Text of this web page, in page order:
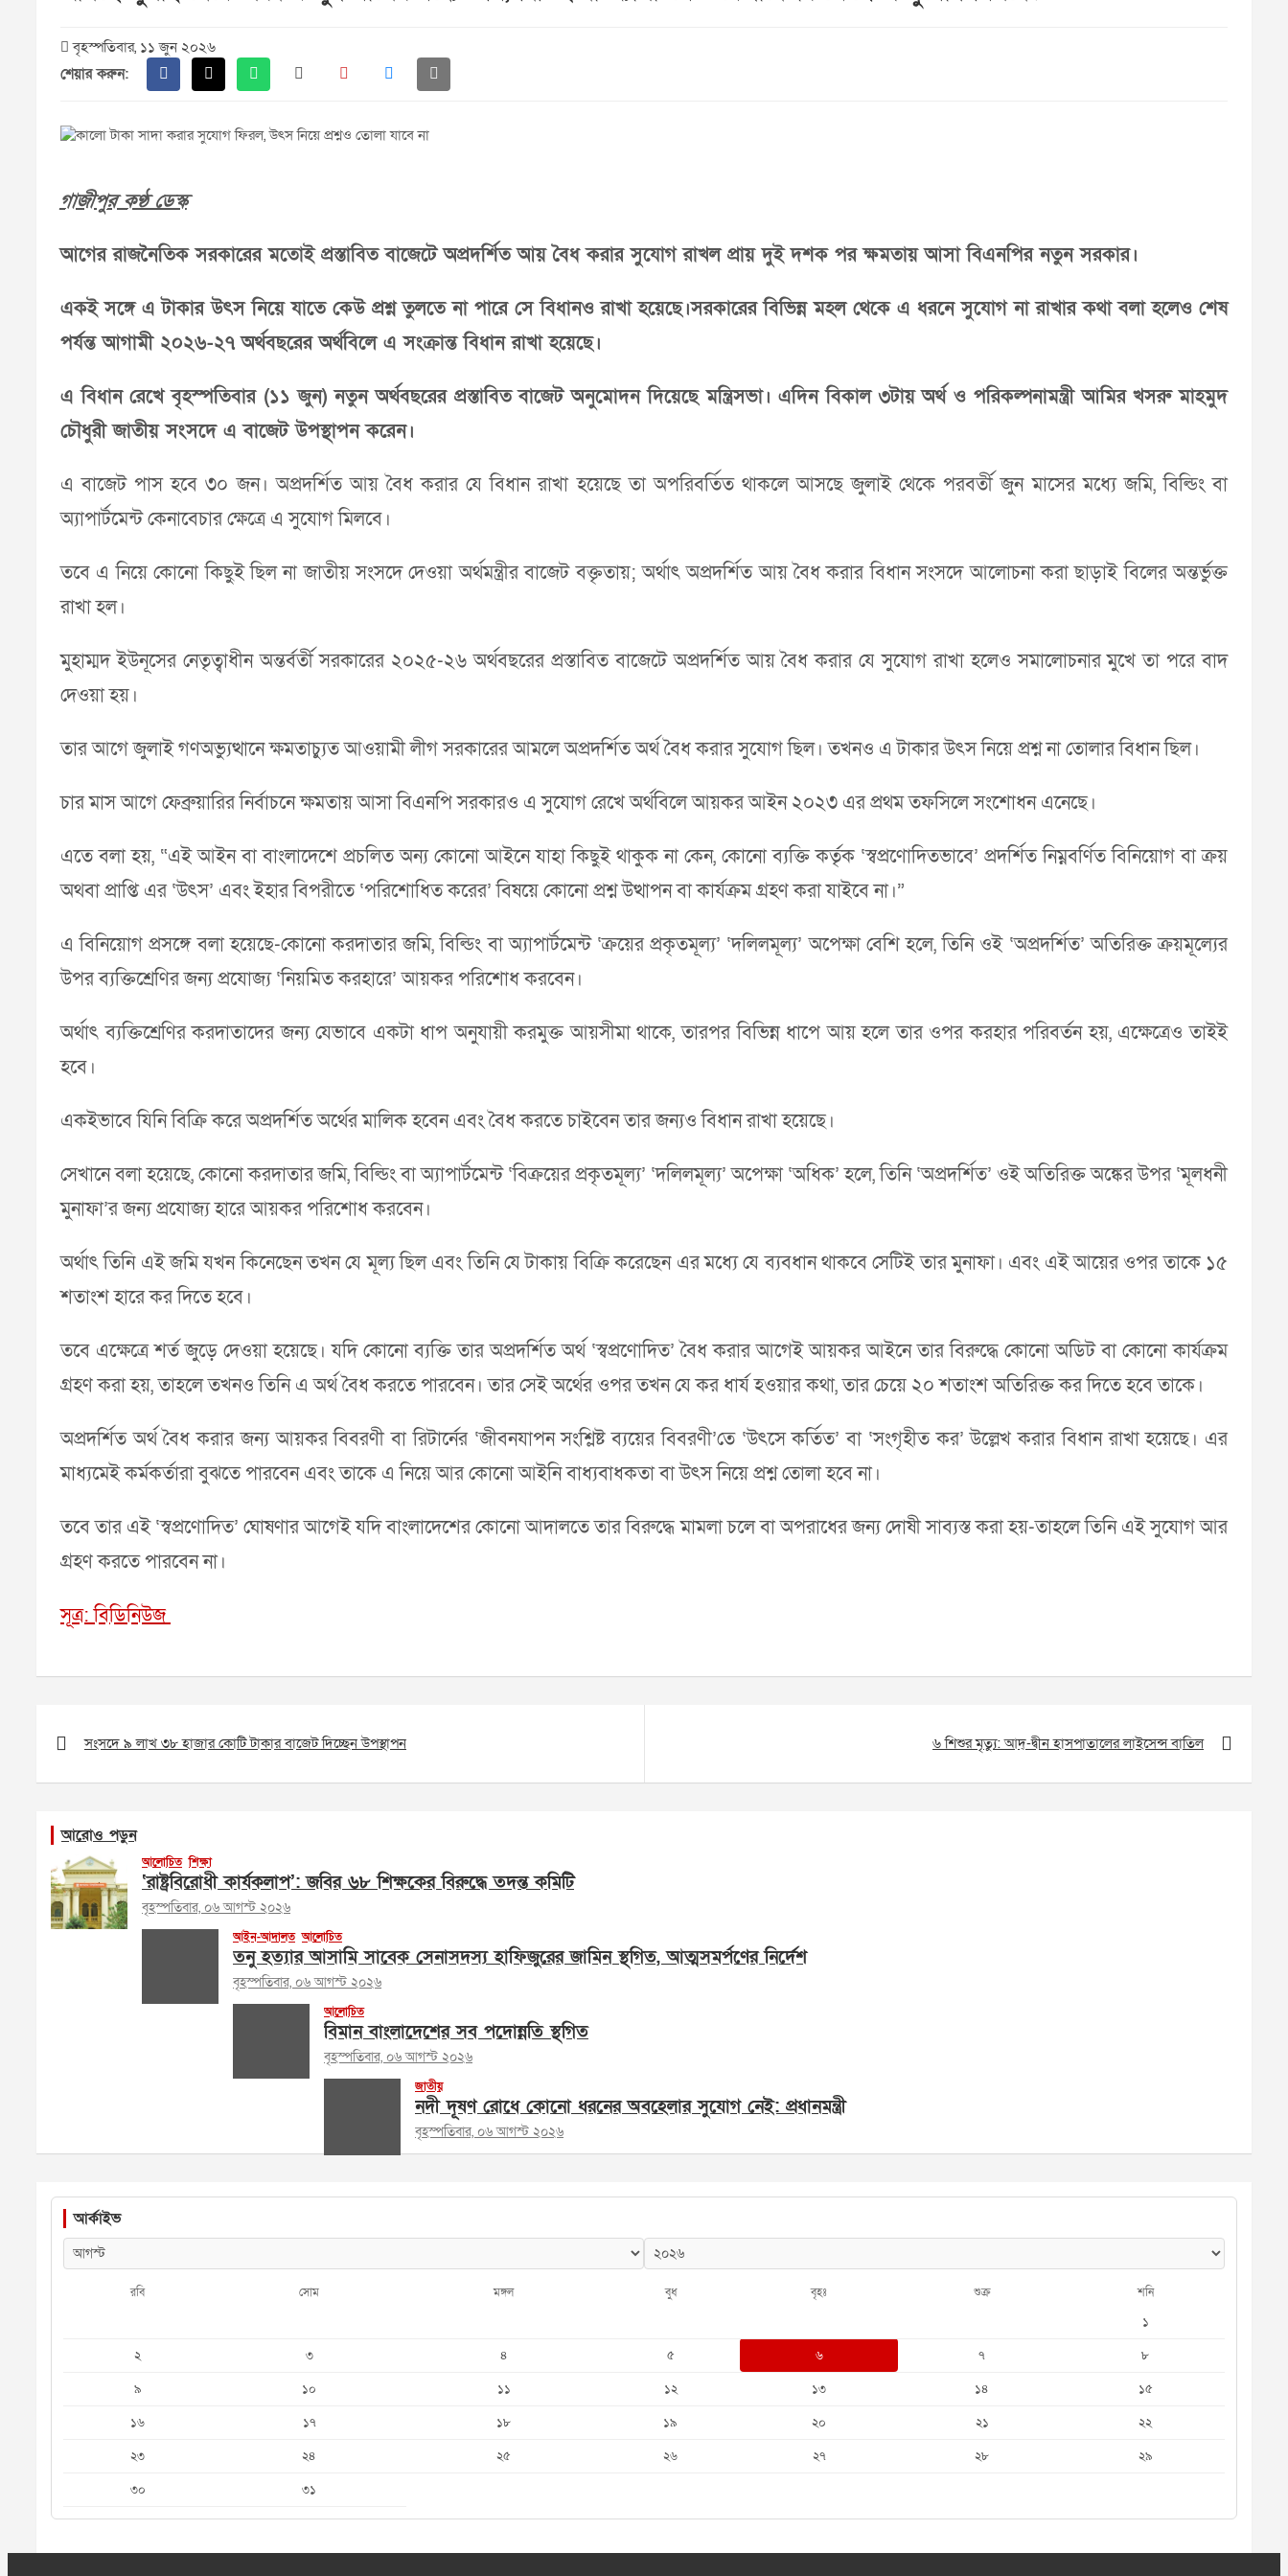
বৃহস্পতিবার, ১১ জুন ২০২৬
শেয়ার করুন:
গাজীপুর কণ্ঠ ডেস্ক
আগের রাজনৈতিক সরকারের মতোই প্রস্তাবিত বাজেটে অপ্রদর্শিত আয় বৈধ করার সুযোগ রাখল প্রায় দুই দশক পর ক্ষমতায় আসা বিএনপির নতুন সরকার।
একই সঙ্গে এ টাকার উৎস নিয়ে যাতে কেউ প্রশ্ন তুলতে না পারে সে বিধানও রাখা হয়েছে।সরকারের বিভিন্ন মহল থেকে এ ধরনে সুযোগ না রাখার কথা বলা হলেও শেষ
পর্যন্ত আগামী ২০২৬-২৭ অর্থবছরের অর্থবিলে এ সংক্রান্ত বিধান রাখা হয়েছে।
এ বিধান রেখে বৃহস্পতিবার (১১ জুন) নতুন অর্থবছরের প্রস্তাবিত বাজেট অনুমোদন দিয়েছে মন্ত্রিসভা। এদিন বিকাল ৩টায় অর্থ ও পরিকল্পনামন্ত্রী আমির খসরু মাহমুদ
চৌধুরী জাতীয় সংসদে এ বাজেট উপস্থাপন করেন।
এ বাজেট পাস হবে ৩০ জন। অপ্রদর্শিত আয় বৈধ করার যে বিধান রাখা হয়েছে তা অপরিবর্তিত থাকলে আসছে জুলাই থেকে পরবর্তী জুন মাসের মধ্যে জমি, বিল্ডিং বা
অ্যাপার্টমেন্ট কেনাবেচার ক্ষেত্রে এ সুযোগ মিলবে।
তবে এ নিয়ে কোনো কিছুই ছিল না জাতীয় সংসদে দেওয়া অর্থমন্ত্রীর বাজেট বক্তৃতায়; অর্থাৎ অপ্রদর্শিত আয় বৈধ করার বিধান সংসদে আলোচনা করা ছাড়াই বিলের অন্তর্ভুক্ত
রাখা হল।
মুহাম্মদ ইউনূসের নেতৃত্বাধীন অন্তর্বর্তী সরকারের ২০২৫-২৬ অর্থবছরের প্রস্তাবিত বাজেটে অপ্রদর্শিত আয় বৈধ করার যে সুযোগ রাখা হলেও সমালোচনার মুখে তা পরে বাদ
দেওয়া হয়।
তার আগে জুলাই গণঅভ্যুত্থানে ক্ষমতাচ্যুত আওয়ামী লীগ সরকারের আমলে অপ্রদর্শিত অর্থ বৈধ করার সুযোগ ছিল। তখনও এ টাকার উৎস নিয়ে প্রশ্ন না তোলার বিধান ছিল।
চার মাস আগে ফেব্রুয়ারির নির্বাচনে ক্ষমতায় আসা বিএনপি সরকারও এ সুযোগ রেখে অর্থবিলে আয়কর আইন ২০২৩ এর প্রথম তফসিলে সংশোধন এনেছে।
এতে বলা হয়, “এই আইন বা বাংলাদেশে প্রচলিত অন্য কোনো আইনে যাহা কিছুই থাকুক না কেন, কোনো ব্যক্তি কর্তৃক ‘স্বপ্রণোদিতভাবে’ প্রদর্শিত নিম্নবর্ণিত বিনিয়োগ বা ক্রয়
অথবা প্রাপ্তি এর ‘উৎস’ এবং ইহার বিপরীতে ‘পরিশোধিত করের’ বিষয়ে কোনো প্রশ্ন উত্থাপন বা কার্যক্রম গ্রহণ করা যাইবে না।”
এ বিনিয়োগ প্রসঙ্গে বলা হয়েছে-কোনো করদাতার জমি, বিল্ডিং বা অ্যাপার্টমেন্ট ‘ক্রয়ের প্রকৃতমূল্য’ ‘দলিলমূল্য’ অপেক্ষা বেশি হলে, তিনি ওই ‘অপ্রদর্শিত’ অতিরিক্ত ক্রয়মূল্যের
উপর ব্যক্তিশ্রেণির জন্য প্রযোজ্য ‘নিয়মিত করহারে’ আয়কর পরিশোধ করবেন।
অর্থাৎ ব্যক্তিশ্রেণির করদাতাদের জন্য যেভাবে একটা ধাপ অনুযায়ী করমুক্ত আয়সীমা থাকে, তারপর বিভিন্ন ধাপে আয় হলে তার ওপর করহার পরিবর্তন হয়, এক্ষেত্রেও তাইই
হবে।
একইভাবে যিনি বিক্রি করে অপ্রদর্শিত অর্থের মালিক হবেন এবং বৈধ করতে চাইবেন তার জন্যও বিধান রাখা হয়েছে।
সেখানে বলা হয়েছে, কোনো করদাতার জমি, বিল্ডিং বা অ্যাপার্টমেন্ট ‘বিক্রয়ের প্রকৃতমূল্য’ ‘দলিলমূল্য’ অপেক্ষা ‘অধিক’ হলে, তিনি ‘অপ্রদর্শিত’ ওই অতিরিক্ত অঙ্কের উপর ‘মূলধনী
মুনাফা’র জন্য প্রযোজ্য হারে আয়কর পরিশোধ করবেন।
অর্থাৎ তিনি এই জমি যখন কিনেছেন তখন যে মূল্য ছিল এবং তিনি যে টাকায় বিক্রি করেছেন এর মধ্যে যে ব্যবধান থাকবে সেটিই তার মুনাফা। এবং এই আয়ের ওপর তাকে ১৫
শতাংশ হারে কর দিতে হবে।
তবে এক্ষেত্রে শর্ত জুড়ে দেওয়া হয়েছে। যদি কোনো ব্যক্তি তার অপ্রদর্শিত অর্থ ‘স্বপ্রণোদিত’ বৈধ করার আগেই আয়কর আইনে তার বিরুদ্ধে কোনো অডিট বা কোনো কার্যক্রম
গ্রহণ করা হয়, তাহলে তখনও তিনি এ অর্থ বৈধ করতে পারবেন। তার সেই অর্থের ওপর তখন যে কর ধার্য হওয়ার কথা, তার চেয়ে ২০ শতাংশ অতিরিক্ত কর দিতে হবে তাকে।
অপ্রদর্শিত অর্থ বৈধ করার জন্য আয়কর বিবরণী বা রিটার্নের ‘জীবনযাপন সংশ্লিষ্ট ব্যয়ের বিবরণী’তে ‘উৎসে কর্তিত’ বা ‘সংগৃহীত কর’ উল্লেখ করার বিধান রাখা হয়েছে। এর
মাধ্যমেই কর্মকর্তারা বুঝতে পারবেন এবং তাকে এ নিয়ে আর কোনো আইনি বাধ্যবাধকতা বা উৎস নিয়ে প্রশ্ন তোলা হবে না।
তবে তার এই ‘স্বপ্রণোদিত’ ঘোষণার আগেই যদি বাংলাদেশের কোনো আদালতে তার বিরুদ্ধে মামলা চলে বা অপরাধের জন্য দোষী সাব্যস্ত করা হয়-তাহলে তিনি এই সুযোগ আর
গ্রহণ করতে পারবেন না।
সূত্র: বিডিনিউজ
navigation
সংসদে ৯ লাখ ৩৮ হাজার কোটি টাকার বাজেট দিচ্ছেন উপস্থাপন ৬ শিশুর মৃত্যু: আদ্-দ্বীন হাসপাতালের লাইসেন্স বাতিল
আরোও পড়ুন
আলোচিত শিক্ষা
‘রাষ্ট্রবিরোধী কার্যকলাপ’: জবির ৬৮ শিক্ষকের বিরুদ্ধে তদন্ত কমিটি
বৃহস্পতিবার, ০৬ আগস্ট ২০২৬
আইন-আদালত আলোচিত
তনু হত্যার আসামি সাবেক সেনাসদস্য হাফিজুরের জামিন স্থগিত, আত্মসমর্পণের নির্দেশ
বৃহস্পতিবার, ০৬ আগস্ট ২০২৬
আলোচিত
বিমান বাংলাদেশের সব পদোন্নতি স্থগিত
বৃহস্পতিবার, ০৬ আগস্ট ২০২৬
জাতীয়
নদী দূষণ রোধে কোনো ধরনের অবহেলার সুযোগ নেই: প্রধানমন্ত্রী
বৃহস্পতিবার, ০৬ আগস্ট ২০২৬
আর্কাইভ
রবি সোম মঙ্গল বুধ বৃহঃ শুক্র শনি
১
২
৩ ৪ ৫ ৬ ৭
৮
৯
১০ ১১ ১২ ১৩ ১৪
১৫
১৬
১৭ ১৮ ১৯ ২০ ২১
২২
২৩
২৪ ২৫ ২৬ ২৭ ২৮
২৯
৩০
৩১